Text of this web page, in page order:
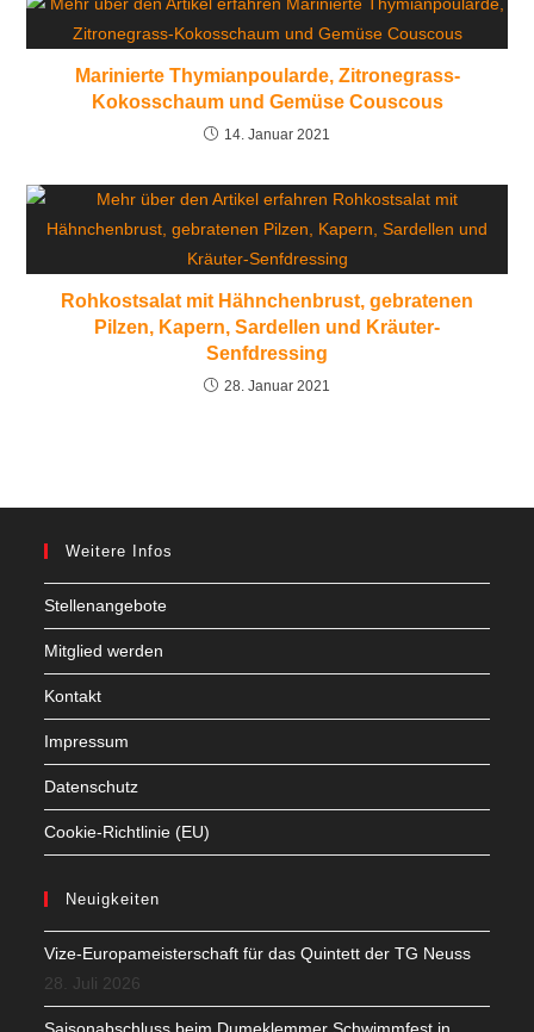
Marinierte Thymianpoularde, Zitronegrass-
Kokosschaum und Gemüse Couscous
14. Januar 2021
Rohkostsalat mit Hähnchenbrust, gebratenen
Pilzen, Kapern, Sardellen und Kräuter-
Senfdressing
28. Januar 2021
Weitere Infos
Stellenangebote
Mitglied werden
Kontakt
Impressum
Datenschutz
Cookie-Richtlinie (EU)
Neuigkeiten
Vize-Europameisterschaft für das Quintett der TG Neuss
28. Juli 2026